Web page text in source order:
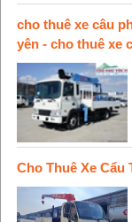
cho thuê xe câu
yên - cho thuê xe
Cho Thuê Xe Cẩu